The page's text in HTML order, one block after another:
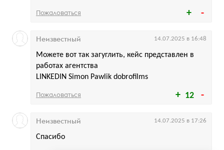
Пожаловаться
12
Можете вот так загуглить, кейс представлен в
работах агентства
LINKEDIN Simon Pawlik dobrofilms
Неизвестный 14.07.2025 в 16:48
Пожаловаться
Спасибо
Неизвестный 14.07.2025 в 17:26